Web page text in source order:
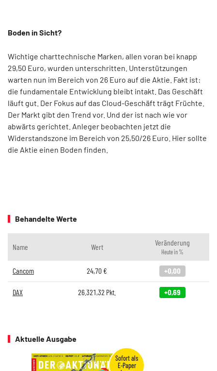
Boden in Sicht?
Wichtige charttechnische Marken, allen voran bei knapp
29,50 Euro, wurden unterschritten. Unterstützungen
warten nun im Bereich von 26 Euro auf die Aktie. Fakt ist:
die fundamentale Entwicklung bleibt intakt. Das Geschäft
läuft gut. Der Fokus auf das Cloud-Geschäft trägt Früchte.
Der Markt gibt den Trend vor. Und der ist nach wie vor
abwärts gerichtet. Anleger beobachten jetzt die
Widerstandszone im Bereich von 25,50/26 Euro. Hier sollte
die Aktie einen Boden finden.
Behandelte Werte
Name Wert Veränderung
Heute in %
Cancom 24,70 € +0,00
DAX 26.321,32 Pkt. +0,69
Aktuelle Ausgabe